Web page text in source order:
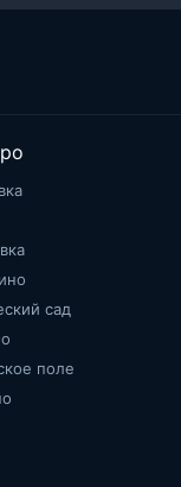
сад
поле